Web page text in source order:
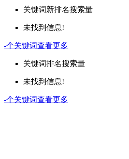
关键词新排名搜索量
未找到信息!
-个关键词查看更多
关键词排名搜索量
未找到信息!
-个关键词查看更多